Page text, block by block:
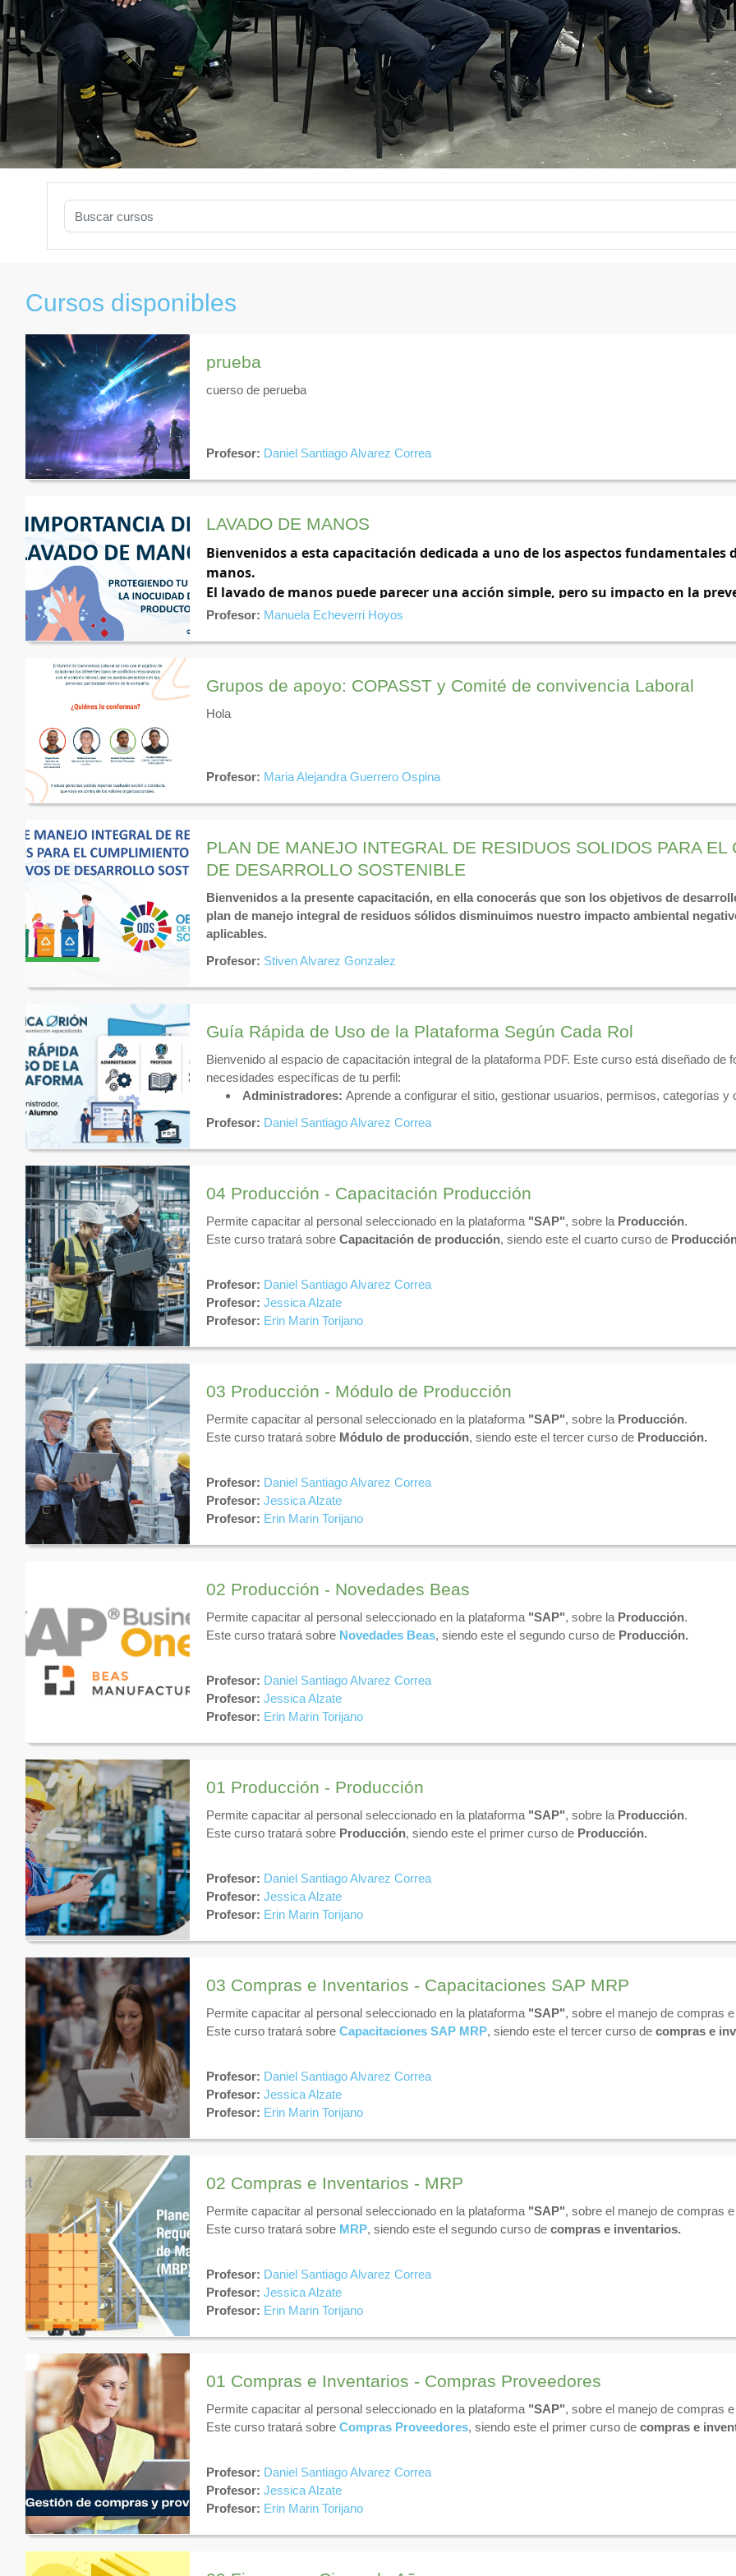
Buscar cursos
Cursos disponibles
prueba
cuerso de perueba
Profesor: Daniel Santiago Alvarez Correa
LAVADO DE MANOS
Bienvenidos a esta capacitación dedicada a uno de los aspectos fundamentales
manos.
El lavado de manos puede parecer una acción simple, pero su impacto en la
de los productos no puede subestimarse. En nuestra industria, donde la
Profesor: Manuela Echeverri Hoyos
Grupos de apoyo: COPASST y Comité de convivencia Laboral
Hola
Profesor: Maria Alejandra Guerrero Ospina
PLAN DE MANEJO INTEGRAL DE RESIDUOS SOLIDOS PARA
DE DESARROLLO SOSTENIBLE
Bienvenidos a la presente capacitación, en ella conocerás que son los objetivos de
plan de manejo integral de residuos sólidos disminuimos nuestro impacto ambiental
aplicables.
Profesor: Stiven Alvarez Gonzalez
Guía Rápida de Uso de la Plataforma Según Cada Rol
Bienvenido al espacio de capacitación integral de la plataforma PDF. Este curso está diseñado
necesidades específicas de tu perfil:
Administradores: Aprende a configurar el sitio, gestionar usuarios, permisos, categorías y
libro de resultados.
Alumnos:Conoce cómo navegar eficientemente por tu área personal, realizar entregas a
Profesor: Daniel Santiago Alvarez Correa
04 Producción - Capacitación Producción
Permite capacitar al personal seleccionado en la plataforma "SAP", sobre la Producción.
Este curso tratará sobre Capacitación de producción, siendo este el cuarto curso de
Profesor: Daniel Santiago Alvarez Correa
Profesor: Jessica Alzate
Profesor: Erin Marin Torijano
03 Producción - Módulo de Producción
Permite capacitar al personal seleccionado en la plataforma "SAP", sobre la Producción.
Este curso tratará sobre Módulo de producción, siendo este el tercer curso de Producción.
Profesor: Daniel Santiago Alvarez Correa
Profesor: Jessica Alzate
Profesor: Erin Marin Torijano
02 Producción - Novedades Beas
Permite capacitar al personal seleccionado en la plataforma "SAP", sobre la Producción.
Este curso tratará sobre Novedades Beas, siendo este el segundo curso de Producción.
Profesor: Daniel Santiago Alvarez Correa
Profesor: Jessica Alzate
Profesor: Erin Marin Torijano
01 Producción - Producción
Permite capacitar al personal seleccionado en la plataforma "SAP", sobre la Producción.
Este curso tratará sobre Producción, siendo este el primer curso de Producción.
Profesor: Daniel Santiago Alvarez Correa
Profesor: Jessica Alzate
Profesor: Erin Marin Torijano
03 Compras e Inventarios - Capacitaciones SAP MRP
Permite capacitar al personal seleccionado en la plataforma "SAP", sobre el manejo de compras
Este curso tratará sobre Capacitaciones SAP MRP, siendo este el tercer curso de compras e
Profesor: Daniel Santiago Alvarez Correa
Profesor: Jessica Alzate
Profesor: Erin Marin Torijano
02 Compras e Inventarios - MRP
Permite capacitar al personal seleccionado en la plataforma "SAP", sobre el manejo de compras
Este curso tratará sobre MRP, siendo este el segundo curso de compras e inventarios.
Profesor: Daniel Santiago Alvarez Correa
Profesor: Jessica Alzate
Profesor: Erin Marin Torijano
01 Compras e Inventarios - Compras Proveedores
Permite capacitar al personal seleccionado en la plataforma "SAP", sobre el manejo de compras
Este curso tratará sobre Compras Proveedores, siendo este el primer curso de compras e
Profesor: Daniel Santiago Alvarez Correa
Profesor: Jessica Alzate
Profesor: Erin Marin Torijano